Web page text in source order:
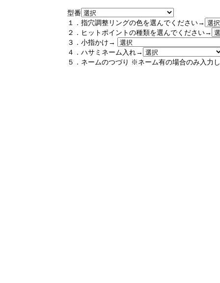
型番
１．指穴調整リングの色を選んでください→
２．ヒットポイントの種類を選んでください→
３．小指かけ→
４．ハサミネーム入れ→
５．ネームのつづり ※ネーム有の場合のみ入力